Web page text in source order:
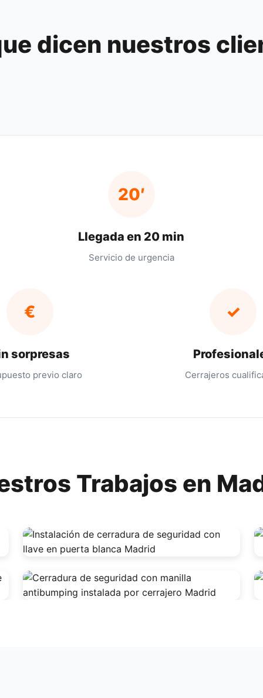
dicen nuestros
20′
Llegada en 20 min
Servicio de urgencia
€
sorpresas
previo claro
✓
Cerrajeros
Trabajos en